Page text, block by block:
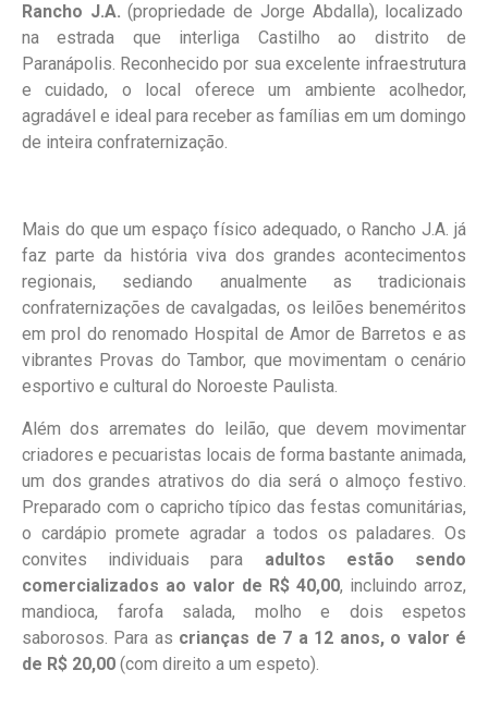
Rancho J.A. (propriedade de Jorge Abdalla), localizado
na estrada que interliga Castilho ao distrito de
Paranápolis. Reconhecido por sua excelente infraestrutura
e cuidado, o local oferece um ambiente acolhedor,
agradável e ideal para receber as famílias em um domingo
de inteira confraternização.
Mais do que um espaço físico adequado, o Rancho J.A. já
faz parte da história viva dos grandes acontecimentos
regionais, sediando anualmente as tradicionais
confraternizações de cavalgadas, os leilões beneméritos
em prol do renomado Hospital de Amor de Barretos e as
vibrantes Provas do Tambor, que movimentam o cenário
esportivo e cultural do Noroeste Paulista.
Além dos arremates do leilão, que devem movimentar
criadores e pecuaristas locais de forma bastante animada,
um dos grandes atrativos do dia será o almoço festivo.
Preparado com o capricho típico das festas comunitárias,
o cardápio promete agradar a todos os paladares. Os
convites individuais para adultos estão sendo
comercializados ao valor de R$ 40,00, incluindo arroz,
mandioca, farofa salada, molho e dois espetos
saborosos. Para as crianças de 7 a 12 anos, o valor é
de R$ 20,00 (com direito a um espeto).